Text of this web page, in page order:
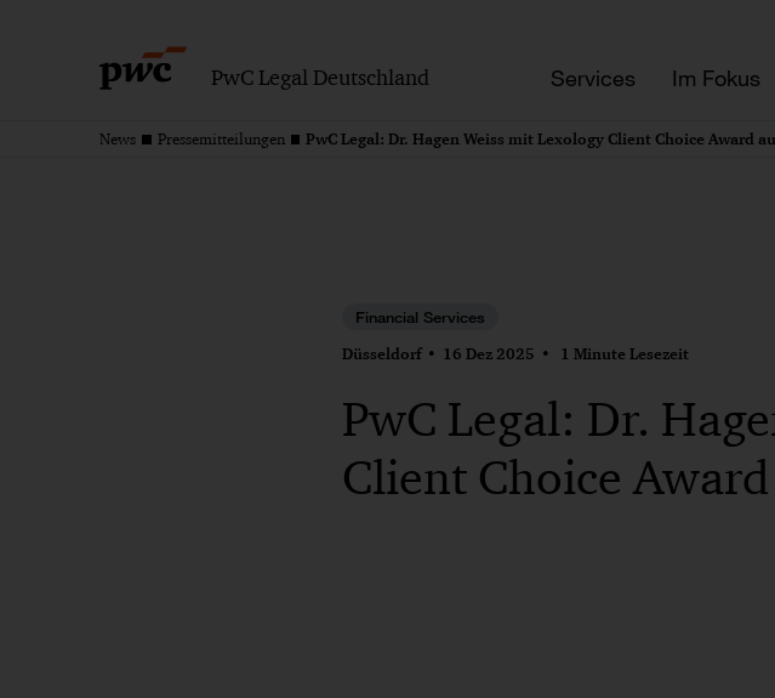
PwC Legal Deutschland Services Im Fokus
News Pressemitteilungen
Financial Services
Düsseldorf 16 Dez 2025 1 Minute Lesezeit
PwC Legal: Dr.
Client Choice